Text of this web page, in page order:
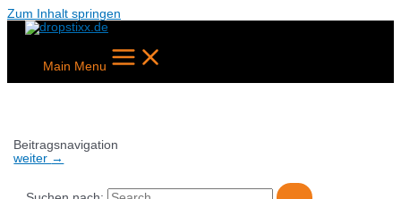
Zum Inhalt springen
Main Menu
Beitragsnavigation
weiter →